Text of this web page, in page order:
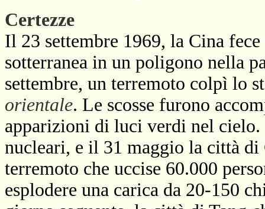
Certezze
Il 23 settembre 1969, la Cina
sotterranea in un poligono nella
settembre, un terremoto colpì lo
orientale. Le scosse furono
apparizioni di luci verdi nel
nucleari, e il 31 maggio la città di
terremoto che uccise 60.000
esplodere una carica da 20-150